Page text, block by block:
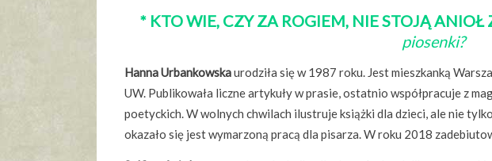
* KTO WIE, CZY ZA ROGIEM, NIE STOJĄ
piosenki?
Hanna Urbankowskaurodziła się w 1987 roku. Jest mieszkanką
UW. Publikowała liczne artykuły w prasie, ostatnio współpracuje z
poetyckich. W wolnych chwilach ilustruje książki dla dzieci, ale nie
okazało się jest wymarzoną pracą dla pisarza. W roku 2018